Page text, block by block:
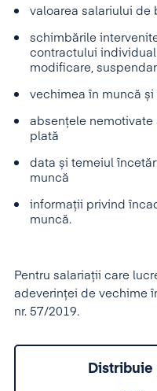
valoarea salariului de
schimbările
contractului
modificare,
vechimea în muncă
absențele
plată
data și temeiul
muncă
informații privind
muncă.
Pentru salariații care
adeverinței de vechime
nr. 57/2019.